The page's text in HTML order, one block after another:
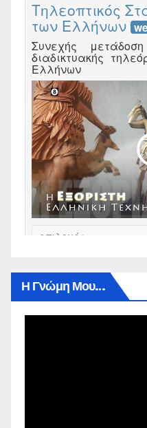
Η Γνώμη Μου…